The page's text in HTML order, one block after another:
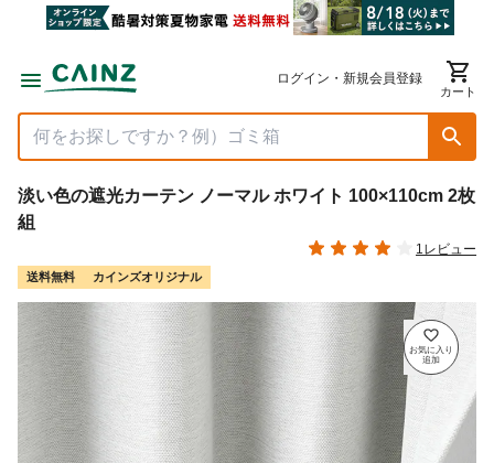
ログイン・新規会員登録
カート
淡い色の遮光カーテン ノーマル ホワイト 100×110cm 2枚
組
1レビュー
送料無料 カインズオリジナル